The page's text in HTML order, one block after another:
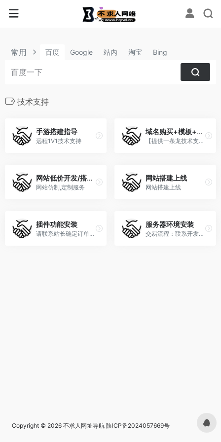
常用 百度 Google 站内 淘宝 Bing
技术支持
手游搭建指导
远程1V1技术支持
域名购买+模板+备案+解析
【提供一条龙技术支持】
网站低价开发/搭建/仿制/二开
网站仿制,定制服务
网站搭建上线
网站搭建上线
插件功能安装
请联系站长确定订单项目后在下单。
服务器环境安装
交易流程：联系开发者→确认下单→开发者发货→交易完成
Copyright © 2026 不求人网址导航 陕ICP备2024057669号